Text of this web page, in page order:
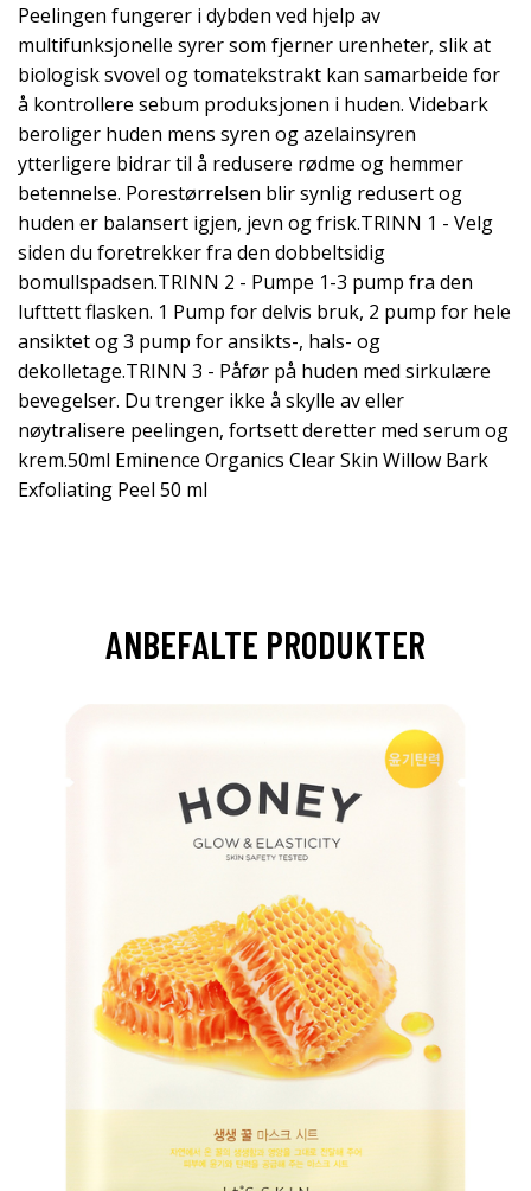
Peelingen fungerer i dybden ved hjelp av
multifunksjonelle syrer som fjerner urenheter, slik at
biologisk svovel og tomatekstrakt kan samarbeide for
å kontrollere sebum produksjonen i huden. Videbark
beroliger huden mens syren og azelainsyren
ytterligere bidrar til å redusere rødme og hemmer
betennelse. Porestørrelsen blir synlig redusert og
huden er balansert igjen, jevn og frisk.TRINN 1 - Velg
siden du foretrekker fra den dobbeltsidig
bomullspadsen.TRINN 2 - Pumpe 1-3 pump fra den
lufttett flasken. 1 Pump for delvis bruk, 2 pump for hele
ansiktet og 3 pump for ansikts-, hals- og
dekolletage.TRINN 3 - Påfør på huden med sirkulære
bevegelser. Du trenger ikke å skylle av eller
nøytralisere peelingen, fortsett deretter med serum og
krem.50ml Eminence Organics Clear Skin Willow Bark
Exfoliating Peel 50 ml
ANBEFALTE PRODUKTER